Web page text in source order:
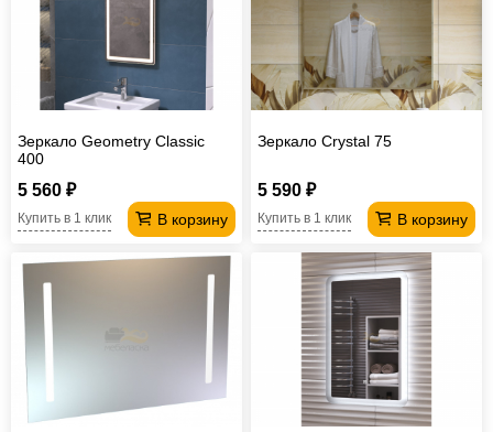
Зеркало Geometry Classic
400
5 560 ₽
В корзину
Купить в 1 клик
Зеркало Crystal 75
5 590 ₽
В корзину
Купить в 1 клик